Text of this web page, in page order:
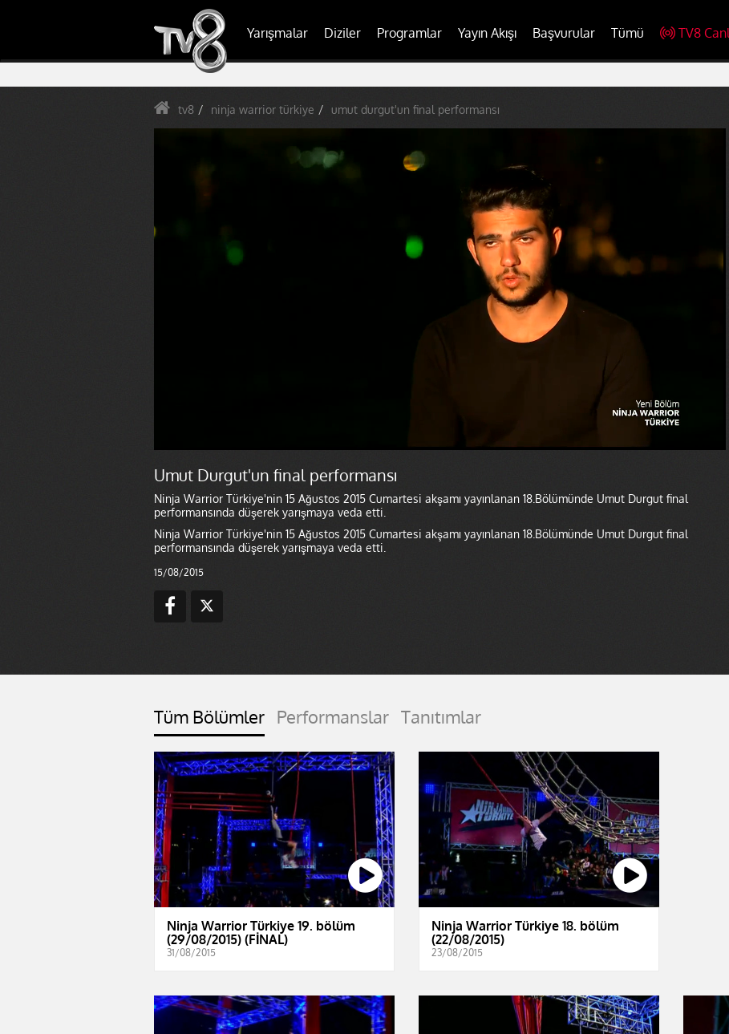
Yarışmalar Diziler Programlar Yayın Akışı Başvurular Tümü TV8
tv8 ninja warrior türkiye umut durgut'un final performansı
Umut Durgut'un final performansı
Ninja Warrior Türkiye'nin 15 Ağustos 2015 Cumartesi akşamı yayınlanan 18.Bölümünde Umut Durgut final
performansında düşerek yarışmaya veda etti.
Ninja Warrior Türkiye'nin 15 Ağustos 2015 Cumartesi akşamı yayınlanan 18.Bölümünde Umut Durgut final
performansında düşerek yarışmaya veda etti.
15/08/2015
Tüm Bölümler Performanslar Tanıtımlar
Ninja Warrior Türkiye 19. bölüm
(29/08/2015) (FİNAL)
31/08/2015
Ninja Warrior Türkiye 18. bölüm
(22/08/2015)
23/08/2015